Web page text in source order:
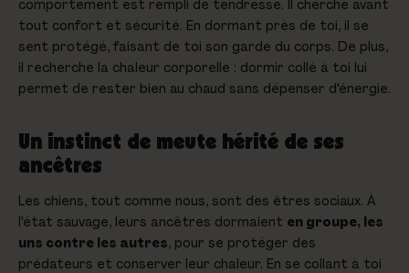
comportement est rempli de tendresse. Il cherche avant
tout confort et sécurité. En dormant près de toi, il se
sent protégé, faisant de toi son garde du corps. De plus,
il recherche la chaleur corporelle : dormir collé à toi lui
permet de rester bien au chaud sans dépenser d'énergie.
Un instinct de meute hérité de ses
ancêtres
Les chiens, tout comme nous, sont des êtres sociaux. À
l'état sauvage, leurs ancêtres dormaient en groupe, les
uns contre les autres, pour se protéger des
prédateurs et conserver leur chaleur. En se collant à toi